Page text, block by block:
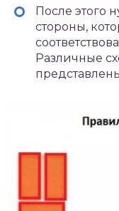
После этого
стороны,
Различные